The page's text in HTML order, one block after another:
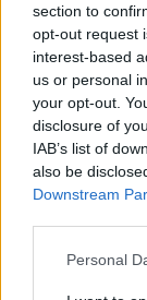
section to
opt-out request
interest-based
us or personal
your opt-out.
disclosure of
IAB’s list of
also be
Downstream
Personal
padirbėjus
Ar žinojote,
rūšiuoti?
Jei
produktai,
užteršta
galite priduoti
Nemeskite jų